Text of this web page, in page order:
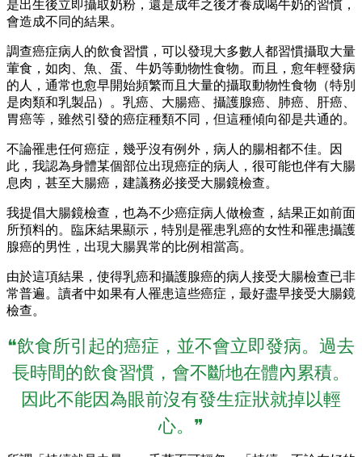
是出生後立即攝取奶粉，還是成年之後才養成喝牛奶的習慣，
會造成不同的結果。
調查癌症病人的飲食習慣，可以發現大多數人都習慣攝取大量
葷食，如肉、魚、蛋、牛奶等動物性食物。而且，愈年輕發病
的人，通常也愈早開始頻繁而且大量的攝取動物性食物（特別
是肉類和乳製品）。乳癌、大腸癌、攝護腺癌、肺癌、肝癌、
胃癌等，雖然引發的癌症種類不同，但這種傾向卻是共通的。
不論罹患任何癌症，幾乎沒有例外，病人的腸相都不佳。因
此，我認為身體某個部位出現癌症的病人，很可能也伴有大腸
息肉，甚至大腸癌，建議務必接受大腸鏡檢查。
我提倡大腸鏡檢查，也為不少癌症病人做檢查，結果正如前面
所預料的。臨床結果顯示，特別是罹患乳癌的女性和罹患攝護
腺癌的男性，出現大腸異常的比例相當高。
由於這項結果，使得乳癌和攝護腺癌的病人接受大腸檢查已非
常普遍。讀者中如果有人罹患這些癌症，最好盡早接受大腸鏡
檢查。
❝飲食所引起的癌症，並不會立即發病。過去
長時間的飲食習慣，會不斷地在體內累積。
因此不能因為眼前沒有發生症狀就掉以輕
心。❞